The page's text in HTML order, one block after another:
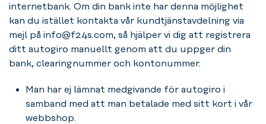
internetbank. Om din bank inte har denna möjlighet
kan du istället kontakta vår kundtjänstavdelning via
mejl på info@f24s.com, så hjälper vi dig att registrera
ditt autogiro manuellt genom att du uppger din
bank, clearingnummer och kontonummer.
Man har ej lämnat medgivande för autogiro i
samband med att man betalade med sitt kort i vår
webbshop.